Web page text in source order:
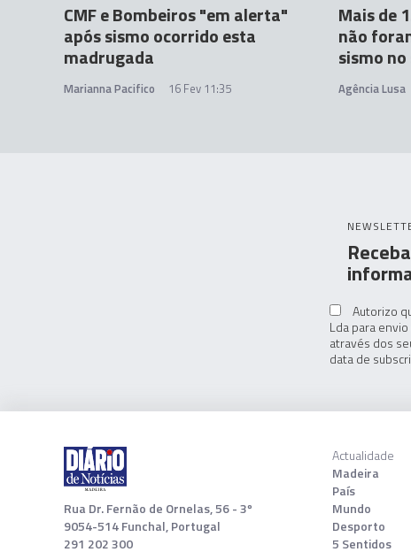
CMF e Bombeiros "em alerta"
após sismo ocorrido esta
madrugada
Marianna Pacifico 16 Fev 11:35
Mais de
não
sismo
Agência Lusa
Autorizo
Lda para
através dos
data de
Rua Dr. Fernão de Ornelas, 56 - 3º
9054-514 Funchal, Portugal
291 202 300
Actualidade
Madeira
País
Mundo
Desporto
5 Sentidos